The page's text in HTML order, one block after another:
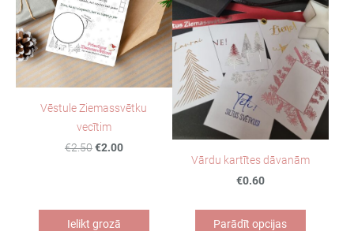
Vēstule Ziemassvētku
vecītim
€2.50€2.00
Ielikt grozā
Vārdu kartītes dāvanām
€0.60
Parādīt opcijas